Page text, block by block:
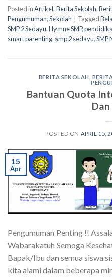
Posted inArtikel,Berita Sekolah,
Pengumuman,Sekolah Tagged
SMP 2 Sedayu,Hymne SMP,
smart parenting, smp 2 sedayu,SMP
BERITA SEKOLAH
Bantuan Quota
POSTED ON APRIL 15,
15
Apr
Pengumuman Penting !!
Wabarakatuh Semoga
Bapak/Ibu dan semua siswa
kita alami dalam beberapa